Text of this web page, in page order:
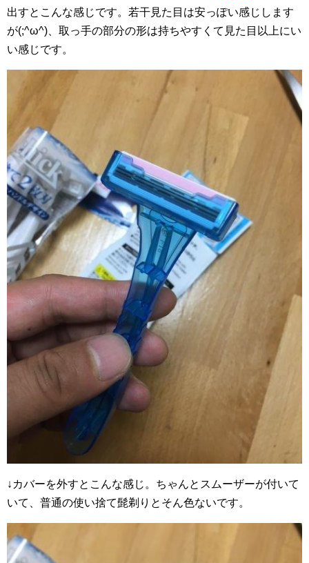
出すとこんな感じです。若干見た目は安っぽい感じします
が(;^ω^)、取っ手の部分の形は持ちやすくて見た目以上にい
い感じです。
↓カバーを外すとこんな感じ。ちゃんとスムーザーが付いて
いて、普通の使い捨て髭剃りとそん色ないです。